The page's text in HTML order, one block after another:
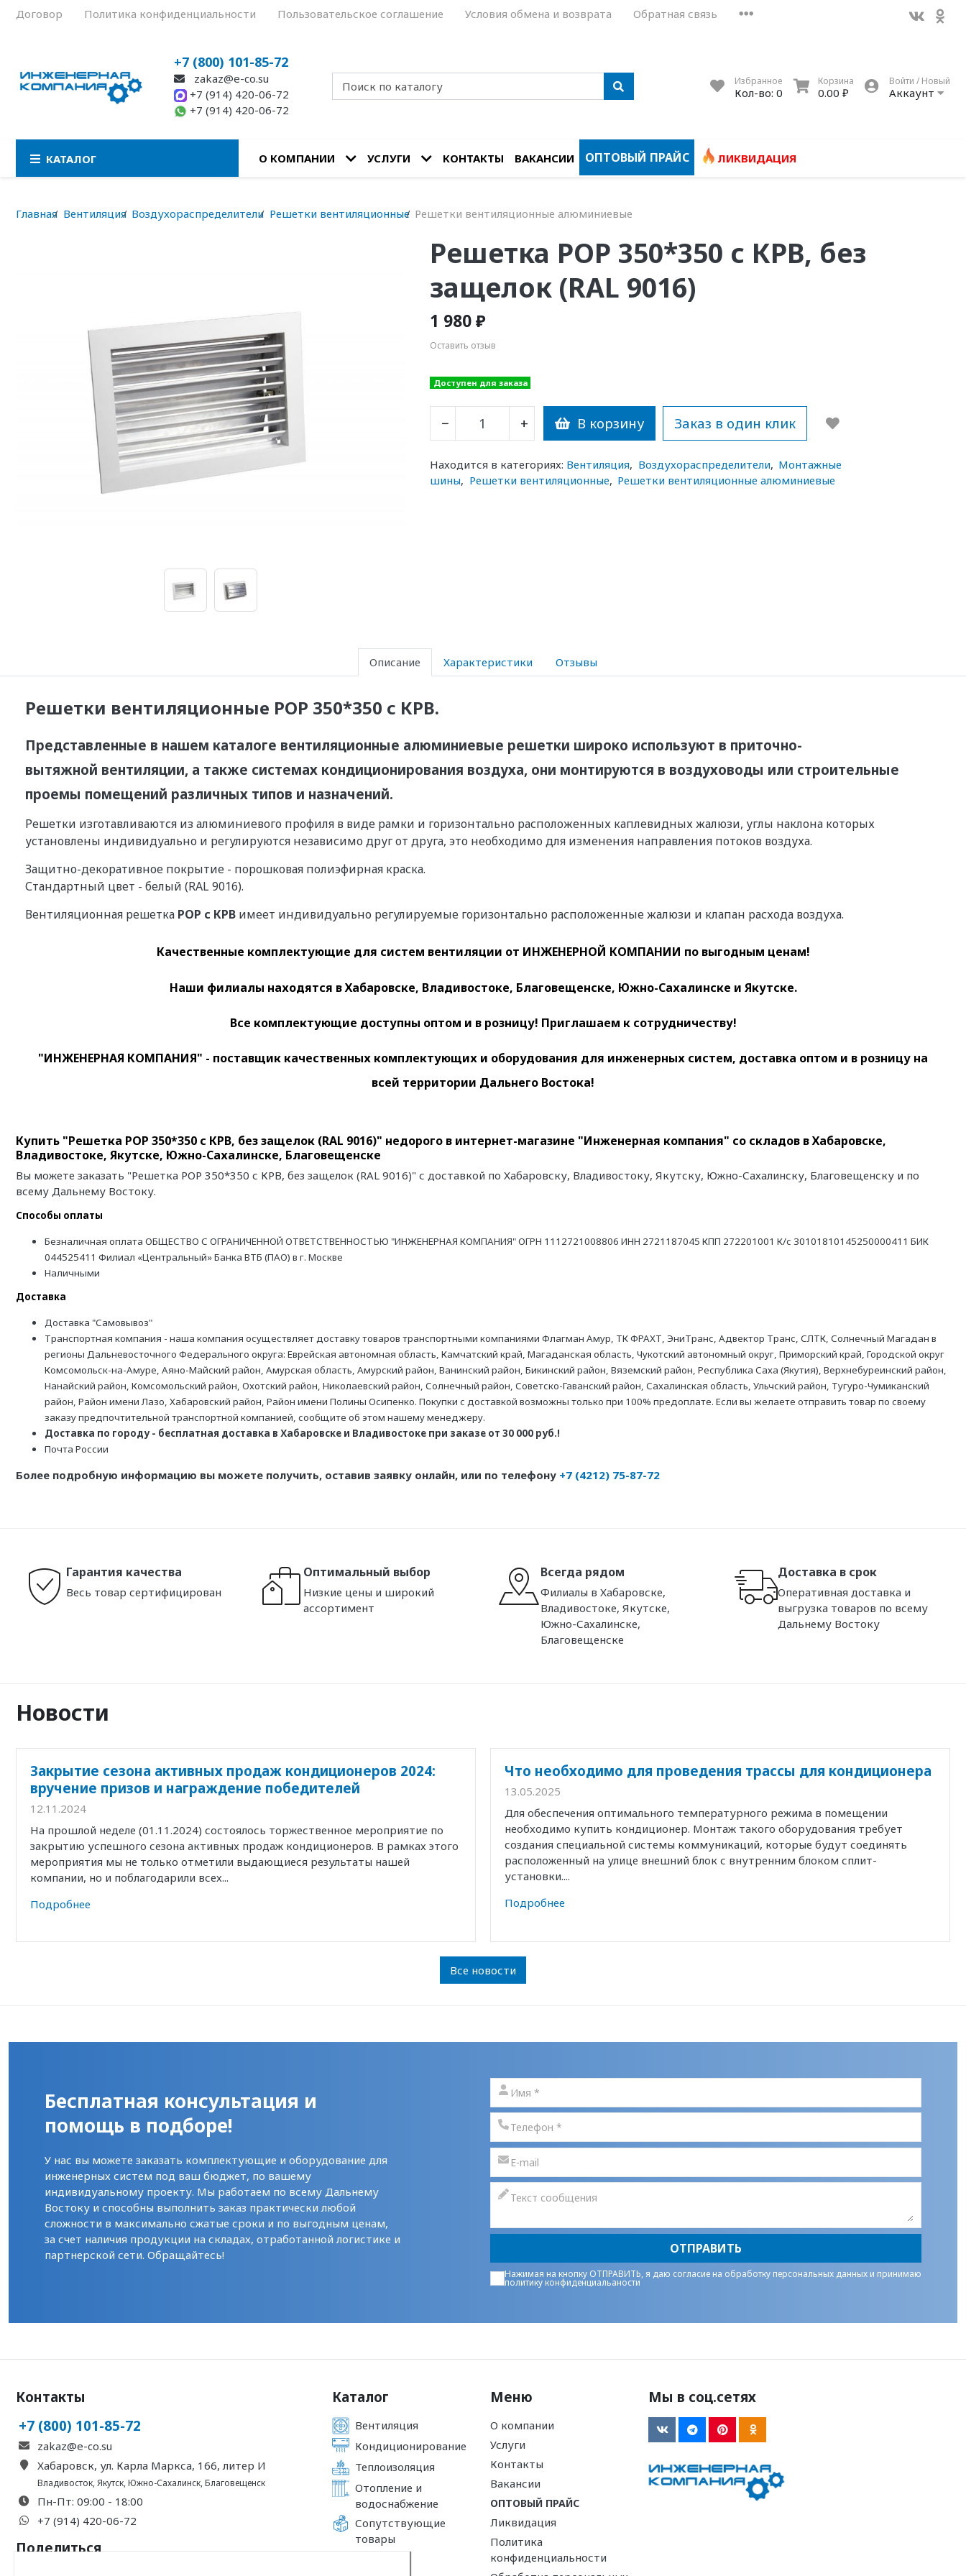
Договор Политика конфиденциальности Пользовательское соглашение Условия обмена и возврата Обратная связь
+7 (800) 101-85-72
zakaz@e-co.su
+7 (914) 420-06-72
+7 (914) 420-06-72
Избранное
Кол-во: 0
Корзина
0.00 ₽
Войти / Новый
Аккаунт
КАТАЛОГ О КОМПАНИИ УСЛУГИ КОНТАКТЫ ВАКАНСИИ ОПТОВЫЙ ПРАЙС ЛИКВИДАЦИЯ
Главная Вентиляция Воздухораспределители Решетки вентиляционные Решетки вентиляционные алюминиевые
Решетка РОР 350*350 с КРВ, без
защелок (RAL 9016)
1 980 ₽
Оставить отзыв
Доступен для заказа
− + В корзину Заказ в один клик
Находится в категориях: Вентиляция, Воздухораспределители, Монтажные
шины, Решетки вентиляционные, Решетки вентиляционные алюминиевые
Описание Характеристики Отзывы
Решетки вентиляционные РОР 350*350 с КРВ.
Представленные в нашем каталоге вентиляционные алюминиевые решетки широко используют в приточно-
вытяжной вентиляции, а также системах кондиционирования воздуха, они монтируются в воздуховоды или строительные
проемы помещений различных типов и назначений.
Решетки изготавливаются из алюминиевого профиля в виде рамки и горизонтально расположенных каплевидных жалюзи, углы наклона которых
установлены индивидуально и регулируются независимо друг от друга, это необходимо для изменения направления потоков воздуха.
Защитно-декоративное покрытие - порошковая полиэфирная краска.
Стандартный цвет - белый (RAL 9016).
Вентиляционная решетка РОР с КРВ имеет индивидуально регулируемые горизонтально расположенные жалюзи и клапан расхода воздуха.
Качественные комплектующие для систем вентиляции от ИНЖЕНЕРНОЙ КОМПАНИИ по выгодным ценам!
Наши филиалы находятся в Хабаровске, Владивостоке, Благовещенске, Южно-Сахалинске и Якутске.
Все комплектующие доступны оптом и в розницу! Приглашаем к сотрудничеству!
"ИНЖЕНЕРНАЯ КОМПАНИЯ" - поставщик качественных комплектующих и оборудования для инженерных систем, доставка оптом и в розницу на
всей территории Дальнего Востока!
Купить "Решетка РОР 350*350 с КРВ, без защелок (RAL 9016)" недорого в интернет-магазине "Инженерная компания" со складов в Хабаровске,
Владивостоке, Якутске, Южно-Сахалинске, Благовещенске
Вы можете заказать "Решетка РОР 350*350 с КРВ, без защелок (RAL 9016)" с доставкой по Хабаровску, Владивостоку, Якутску, Южно-Сахалинску, Благовещенску и по
всему Дальнему Востоку.
Способы оплаты
Безналичная оплата ОБЩЕСТВО С ОГРАНИЧЕННОЙ ОТВЕТСТВЕННОСТЬЮ "ИНЖЕНЕРНАЯ КОМПАНИЯ" ОГРН 1112721008806 ИНН 2721187045 КПП 272201001 К/с 30101810145250000411 БИК
044525411 Филиал «Центральный» Банка ВТБ (ПАО) в г. Москве
Наличными
Доставка
Доставка "Самовывоз"
Транспортная компания - наша компания осуществляет доставку товаров транспортными компаниями Флагман Амур, ТК ФРАХТ, ЭниТранс, Адвектор Транс, СЛТК, Солнечный Магадан в
регионы Дальневосточного Федерального округа: Еврейская автономная область, Камчатский край, Магаданская область, Чукотский автономный округ, Приморский край, Городской округ
Комсомольск-на-Амуре, Аяно-Майский район, Амурская область, Амурский район, Ванинский район, Бикинский район, Вяземский район, Республика Саха (Якутия), Верхнебуреинский район,
Нанайский район, Комсомольский район, Охотский район, Николаевский район, Солнечный район, Советско-Гаванский район, Сахалинская область, Ульчский район, Тугуро-Чумиканский
район, Район имени Лазо, Хабаровский район, Район имени Полины Осипенко. Покупки с доставкой возможны только при 100% предоплате. Если вы желаете отправить товар по своему
заказу предпочтительной транспортной компанией, сообщите об этом нашему менеджеру.
Доставка по городу - бесплатная доставка в Хабаровске и Владивостоке при заказе от 30 000 руб.!
Почта России
Более подробную информацию вы можете получить, оставив заявку онлайн, или по телефону +7 (4212) 75-87-72
Гарантия качества
Весь товар сертифицирован
Оптимальный выбор
Низкие цены и широкий
ассортимент
Всегда рядом
Филиалы в Хабаровске,
Владивостоке, Якутске,
Южно-Сахалинске,
Благовещенске
Доставка в срок
Оперативная доставка и
выгрузка товаров по всему
Дальнему Востоку
Новости
Закрытие сезона активных продаж кондиционеров 2024:
вручение призов и награждение победителей
12.11.2024
На прошлой неделе (01.11.2024) состоялось торжественное мероприятие по
закрытию успешного сезона активных продаж кондиционеров. В рамках этого
мероприятия мы не только отметили выдающиеся результаты нашей
компании, но и поблагодарили всех...
Подробнее
Что необходимо для проведения трассы для кондиционера
13.05.2025
Для обеспечения оптимального температурного режима в помещении
необходимо купить кондиционер. Монтаж такого оборудования требует
создания специальной системы коммуникаций, которые будут соединять
расположенный на улице внешний блок с внутренним блоком сплит-
установки....
Подробнее
Все новости
Бесплатная консультация и
помощь в подборе!
У нас вы можете заказать комплектующие и оборудование для
инженерных систем под ваш бюджет, по вашему
индивидуальному проекту. Мы работаем по всему Дальнему
Востоку и способны выполнить заказ практически любой
сложности в максимально сжатые сроки и по выгодным ценам,
за счет наличия продукции на складах, отработанной логистике и
партнерской сети. Обращайтесь!
ОТПРАВИТЬ
Нажимая на кнопку ОТПРАВИТЬ, я даю согласие на обработку персональных данных и принимаю
политику конфиденциальаности
Контакты
+7 (800) 101-85-72
zakaz@e-co.su
Хабаровск, ул. Карла Маркса, 166, литер И
Владивосток,Якутск,Южно-Сахалинск,Благовещенск
Пн-Пт: 09:00 - 18:00
+7 (914) 420-06-72
Поделиться
Каталог
Вентиляция
Кондиционирование
Теплоизоляция
Отопление и
водоснабжение
Сопутствующие
товары
Меню
О компании
Услуги
Контакты
Вакансии
ОПТОВЫЙ ПРАЙС
Ликвидация
Политика
конфиденциальности
Мы в соц.сетях